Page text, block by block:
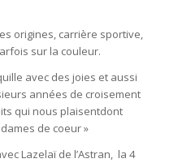
origines, carrière sportive,
sur la couleur.
avec des joies et aussi
années de croisement
qui nous plaisentdont
de coeur »
Lazelaï de l’Astran, la 4